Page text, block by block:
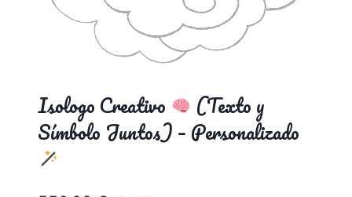
Isologo Creativo
(Texto y
Símbolo Juntos) – Personalizado